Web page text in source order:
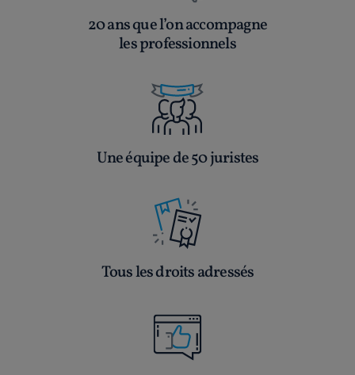
20 ans que l’on accompagne
les professionnels
Une équipe de 50 juristes
Tous les droits adressés